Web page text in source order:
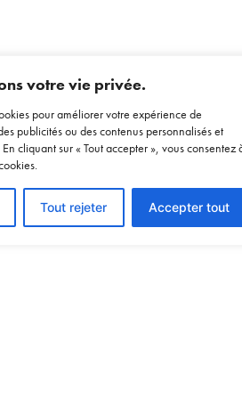
votre vie privée.
pour améliorer votre expérience de
publicités ou des contenus personnalisés et
cliquant sur « Tout accepter », vous consentez
Tout rejeter Accepter tout